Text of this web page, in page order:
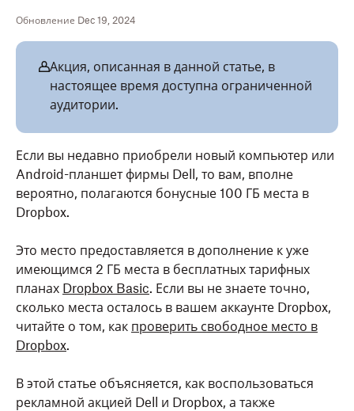
Обновление Dec 19, 2024
Акция, описанная в данной статье, в
настоящее время доступна ограниченной
аудитории.
Если вы недавно приобрели новый компьютер или
Android-планшет фирмы Dell, то вам, вполне
вероятно, полагаются бонусные 100 ГБ места в
Dropbox.
Это место предоставляется в дополнение к уже
имеющимся 2 ГБ места в бесплатных тарифных
планах Dropbox Basic. Если вы не знаете точно,
сколько места осталось в вашем аккаунте Dropbox,
читайте о том, как проверить свободное место в
Dropbox.
В этой статье объясняется, как воспользоваться
рекламной акцией Dell и Dropbox, а также